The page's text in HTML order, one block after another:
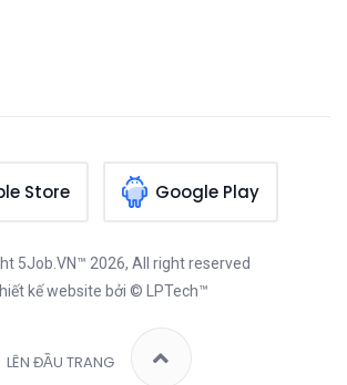
Store Google Play
5Job.VN™ 2026, All right reserved
kế website bởi © LPTech™
LÊN ĐẦU TRANG